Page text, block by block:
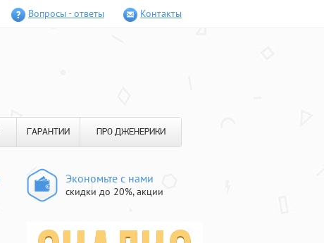
Вопросы - ответы Контакты
ГАРАНТИИ ПРО ДЖЕНЕРИКИ
Экономьте с нами
скидки до 20%, акции